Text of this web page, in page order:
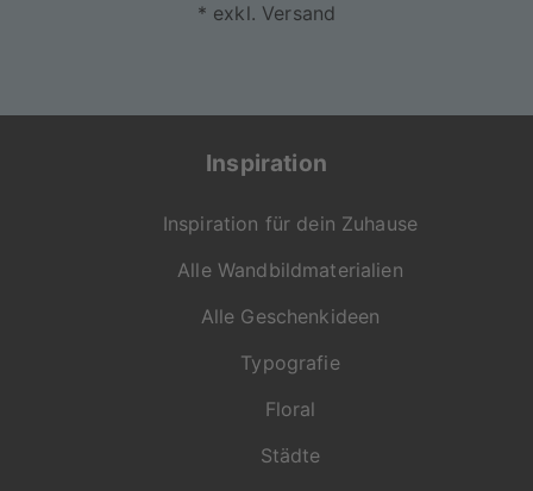
Liebe zum Detail
entsteht so dein
persönliches
gewohnt hohen
Qualität von
Motiv, Produkt oder
Kundenservice gerne
für dich da und
unterstützt dich bei
* exkl. Versand
Inspiration
Inspiration für dein Zuhause
Alle Wandbildmaterialien
Alle Geschenkideen
Typografie
Floral
Städte